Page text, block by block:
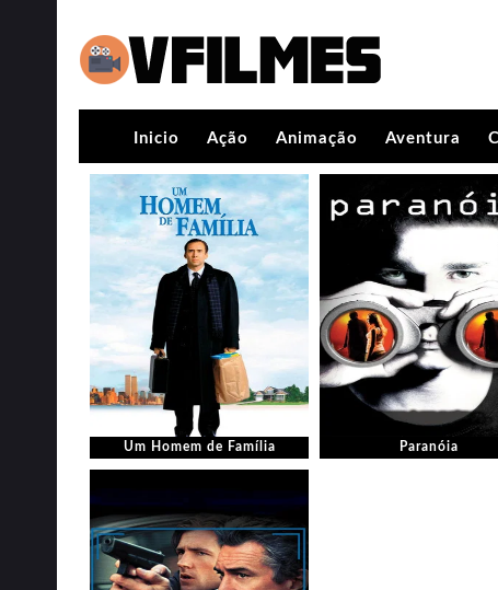
Inicio Ação Animação Aventura
Um Homem de Família Paranóia